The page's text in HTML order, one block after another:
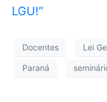
LGU!”
Docentes Lei
Paraná